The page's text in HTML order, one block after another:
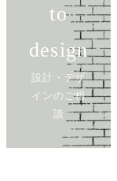
to
design
設計・デザ
インのご相
談